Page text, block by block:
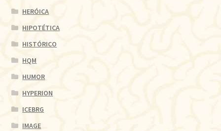
HERÓICA
HIPOTÉTICA
HISTÓRICO
HQM
HUMOR
HYPERION
ICEBRG
IMAGE